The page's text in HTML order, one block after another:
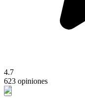
4.7
623 opiniones